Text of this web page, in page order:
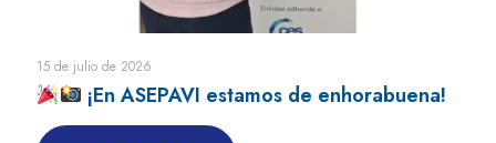
15 de julio de 2026
¡En ASEPAVI estamos de enhorabuena!